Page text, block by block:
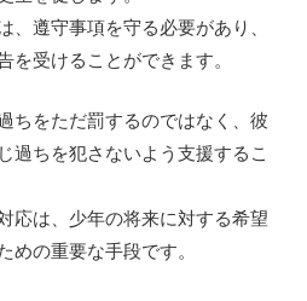
遵守事項を守る必要があり、
を受けることができます。
ちをただ罰するのではなく、彼
過ちを犯さないよう支援するこ
応は、少年の将来に対する希望
めの重要な手段です。